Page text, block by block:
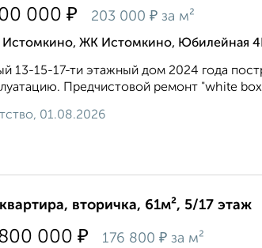
000 ₽ 203 000 ₽ за м²
Истомкино, ЖК Истомкино, Юбилейная
13-15-17-ти этажный дом 2024 года
Предчистовой ремонт "white
01.08.2026
вторичка, 61м², 5/17 этаж
000 ₽ 176 800 ₽ за м²